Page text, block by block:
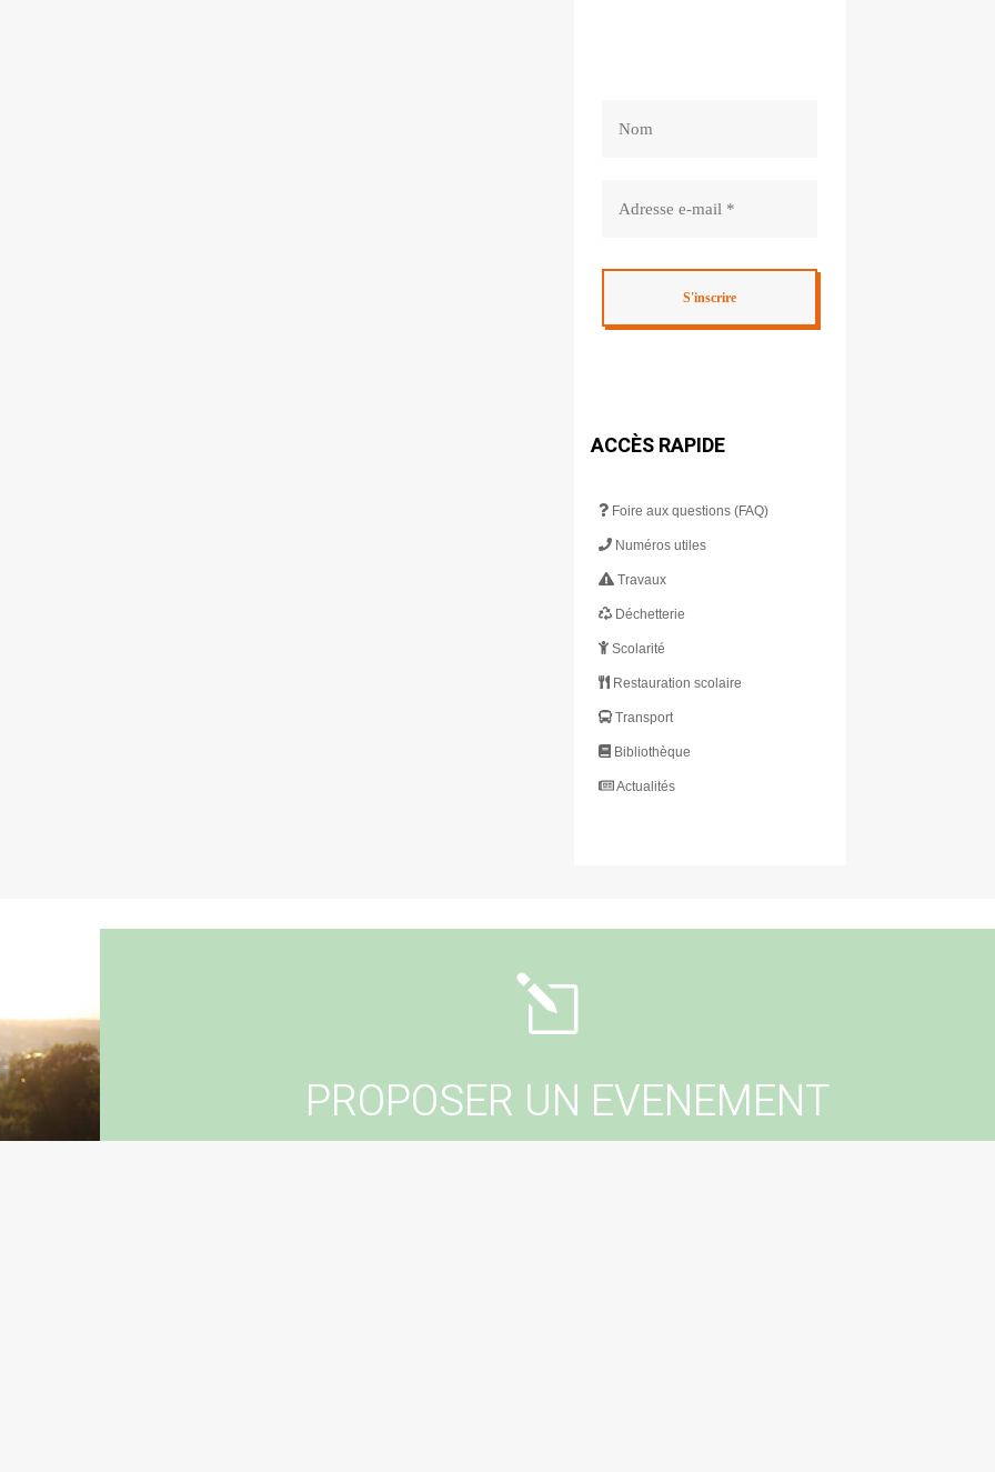
ACCÈS RAPIDE
Foire aux questions (FAQ)
Numéros utiles
Travaux
Déchetterie
Scolarité
Restauration scolaire
Transport
Bibliothèque
Actualités
l
PROPOSER UN EVENEMENT